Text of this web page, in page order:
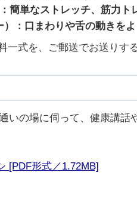
簡単なストレッチ、筋力ト
：口まわりや舌の動きを
一式を、ご郵送でお送りす
いの場に伺って、健康講話
形式／1.72MB]